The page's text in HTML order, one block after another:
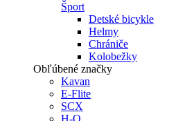
Šport
Detské bicykle
Helmy
Chrániče
Kolobežky
Obľúbené značky
Kavan
E-Flite
SCX